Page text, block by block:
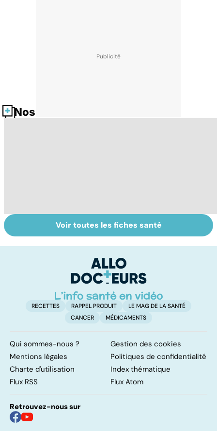
Nos fiches santé
Tout savoir sur
les infections
Inflammation des
amygdales : que
d'angine ?
Voir toutes les fiches santé
RECETTES RAPPEL PRODUIT
LE MAG DE LA SANTÉ
CANCER
MÉDICAMENTS
Qui sommes-nous ?
Gestion des cookies
Mentions légales
Politiques de confidentialité
Charte d'utilisation
Index thématique
Flux RSS
Flux Atom
Retrouvez-nous sur